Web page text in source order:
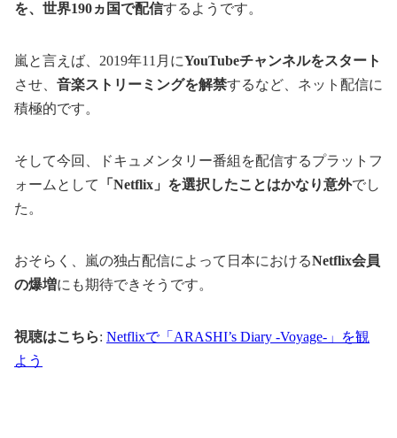
を、世界190ヵ国で配信するようです。
嵐と言えば、2019年11月にYouTubeチャンネルをスタート
させ、 音楽ストリーミングを解禁するなど、ネット配信に
積極的です。
そして今回、ドキュメンタリー番組を配信するプラットフ
ォームとして
「Netflix」を選択したことはかなり意外でし
た。
おそらく、嵐の独占配信によって日本におけるNetflix会員
の爆増にも期待できそうです。
視聴はこちら: Netflixで「ARASHI’s Diary -Voyage-」を観
よう